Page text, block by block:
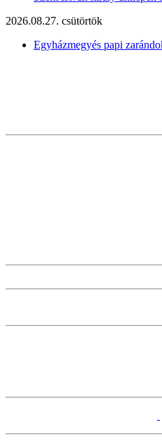
2026.08.27. csütörtök
Egyházmegyés papi